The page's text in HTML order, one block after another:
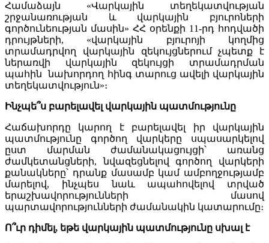
Համաձայն «Վարկային տեղեկատվության
շրջանառության և վարկային բյուրոների
գործունեության մասին» ՀՀ օրենքի 11-րդ հոդվածի
դրույթների, «վարկային բյուրոյի կողմից
տրամադրվող վարկային զեկույցներում չպետք է
ներառվի վարկային զեկույցի տրամադրման
պահին նախորդող հինգ տարուց ավելի վարկային
տեղեկատվություն»։
Ինչպե՞ս բարելավել վարկային պատմությունը
Հաճախորդը կարող է բարելավել իր վարկային
պատմությունը գործող վարկերը սպասարկելով
ըստ մարման ժամանակացույցի՝ առանց
ժամկետանցների, նվազեցնելով գործող վարկերի
քանակները՝ դրանք մասամբ կամ ամբողջությամբ
մարելով, ինչպես նաև ապահովելով տրված
երաշխավորությունների մասով
պարտավորությունների ժամանակին կատարումը։
Ո՞ւր դիմել, եթե վարկային պատմությունը սխալ է